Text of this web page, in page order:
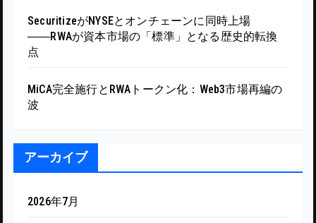
SecuritizeがNYSEとオンチェーンに同時上場
――RWAが資本市場の「標準」となる歴史的転換
点
MiCA完全施行とRWAトークン化：Web3市場再編の
波
アーカイブ
2026年7月